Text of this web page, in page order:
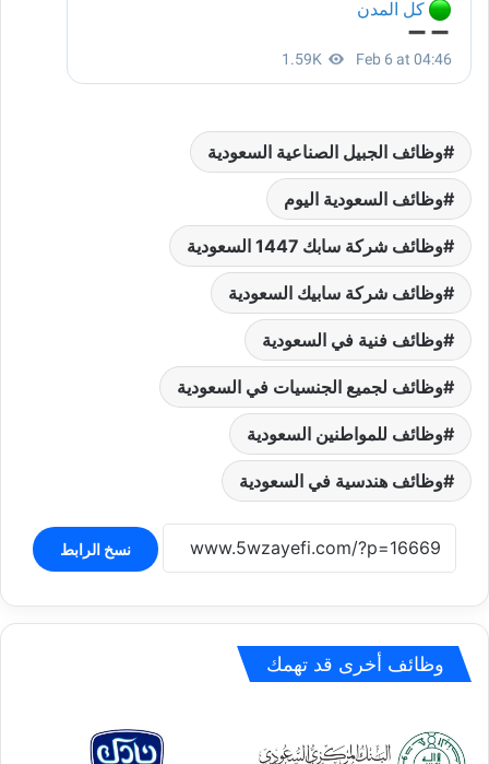
وظائف الجبيل الصناعية السعودية
وظائف السعودية اليوم
وظائف شركة سابك 1447 السعودية
وظائف شركة سابيك السعودية
وظائف فنية في السعودية
وظائف لجميع الجنسيات في السعودية
وظائف للمواطنين السعودية
وظائف هندسية في السعودية
نسخ الرابط
وظائف أخرى قد تهمك